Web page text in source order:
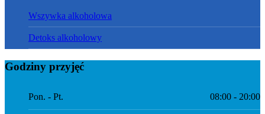
Wszywka alkoholowa
Detoks alkoholowy
Godziny przyjęć
Pon. - Pt. 08:00 - 20:00